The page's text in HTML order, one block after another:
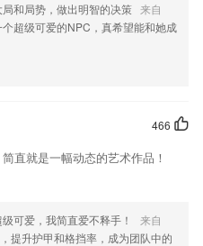
里寻求对应的学习帮助；
学习，并且在电子书中对重要的内
?
局和局势，做出明智的决策 来自
超级可爱的NPC，真希望能和她成
466
直就是一幅动态的艺术作品！
可爱，我简直爱不释手！
来自
提升护甲和格挡率，成为团队中的